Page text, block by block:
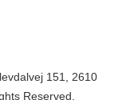
151, 2610
Reserved.